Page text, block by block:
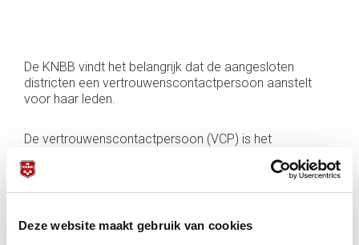
Deze website maakt gebruik van cookies
De KNBB vindt het belangrijk dat de aangesloten
districten een vertrouwenscontactpersoon aanstelt
voor haar leden.
De vertrouwenscontactpersoon (VCP) is het
met vragen, zorgen of mogelijke meldingen met
terechtkunnen en welke vervolgstappen mogelijk zijn.